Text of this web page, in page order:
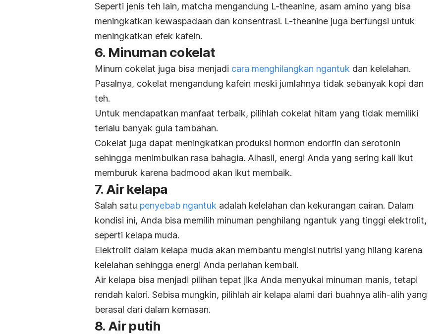
Seperti jenis teh lain, matcha mengandung L-theanine, asam amino yang bisa
meningkatkan kewaspadaan dan konsentrasi. L-theanine juga berfungsi untuk
meningkatkan efek kafein.
6. Minuman cokelat
Minum cokelat juga bisa menjadi cara menghilangkan ngantuk dan kelelahan.
Pasalnya, cokelat mengandung kafein meski jumlahnya tidak sebanyak kopi dan
teh.
Untuk mendapatkan manfaat terbaik, pilihlah cokelat hitam yang tidak memiliki
terlalu banyak gula tambahan.
Cokelat juga dapat meningkatkan produksi hormon endorfin dan serotonin
sehingga menimbulkan rasa bahagia. Alhasil, energi Anda yang sering kali ikut
memburuk karena badmood akan ikut membaik.
7. Air kelapa
Salah satu penyebab ngantuk adalah kelelahan dan kekurangan cairan. Dalam
kondisi ini, Anda bisa memilih minuman penghilang ngantuk yang tinggi elektrolit,
seperti kelapa muda.
Elektrolit dalam kelapa muda akan membantu mengisi nutrisi yang hilang karena
kelelahan sehingga energi Anda perlahan kembali.
Air kelapa bisa menjadi pilihan tepat jika Anda menyukai minuman manis, tetapi
rendah kalori. Sebisa mungkin, pilihlah air kelapa alami dari buahnya alih-alih yang
berasal dari dalam kemasan.
8. Air putih